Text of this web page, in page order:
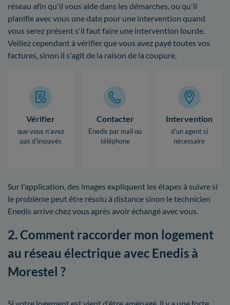
réseau afin qu'il vous aide dans les démarches, ou qu'il
planifie avec vous une date pour une intervention quand
vous serez présent s'il faut faire une intervention lourde.
Veillez cependant à vérifier que vous avez payé toutes vos
factures, sinon il s'agit de la raison de la coupure.
Vérifier
que vous n’avez
pas d’impayés
Contacter
Enedis par mail ou
téléphone
Intervention
d’un agent si
nécessaire
Sur l'application, des images expliquent les étapes à suivre si
le problème peut être résolu à distance sinon le technicien
Enedis arrive chez vous après avoir échangé avec vous.
2. Comment raccorder mon logement
au réseau électrique avec Enedis à
Morestel ?